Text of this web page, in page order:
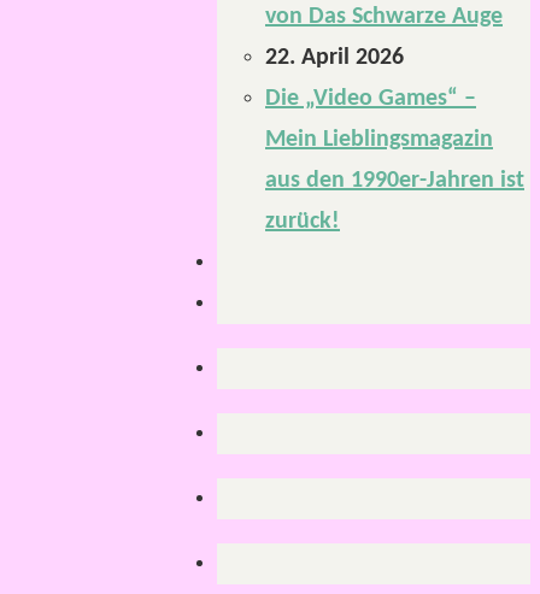
von Das Schwarze Auge
22. April 2026
Die „Video Games“ –
Mein Lieblingsmagazin
aus den 1990er-Jahren ist
zurück!